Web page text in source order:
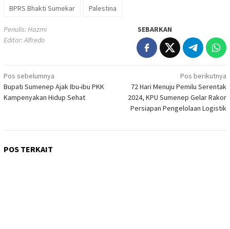
BPRS Bhakti Sumekar Palestina
Penulis: Hazmi
Editor: Alfredo
SEBARKAN
Navigasi
pos
Pos sebelumnya
Bupati Sumenep Ajak Ibu-ibu PKK
Kampenyakan Hidup Sehat
Pos berikutnya
72 Hari Menuju Pemilu Serentak
2024, KPU Sumenep Gelar Rakor
Persiapan Pengelolaan Logistik
POS TERKAIT